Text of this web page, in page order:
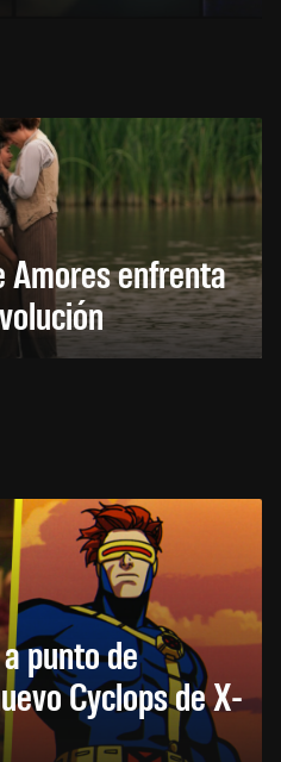
Amores enfrenta
punto de
Cyclops de X-